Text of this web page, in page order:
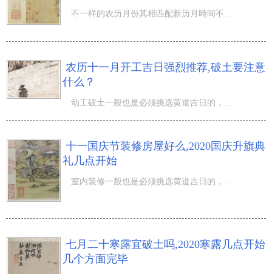
不一样的农历月份其相匹配新历月時间不一样，那麼2020农历十一月是几月份,冬月室内装修动土吉日...
农历十一月开工吉日强烈推荐,破土要注意
什么？
动工破土一般也是必须挑选黄道吉日的，那麼农历十一月开工吉日强烈推荐,破土要注意什么？农历十一月尽管没
十一国庆节装修房屋好么,2020国庆升旗典
礼几点开始
室内装修一般也是必须挑选黄道吉日的，那麼十一国庆节装修房屋好么,国庆升旗典礼几点开始升旗仪式依照我国
七月二十寒露宜破土吗,2020寒露几点开始
几个方面完毕